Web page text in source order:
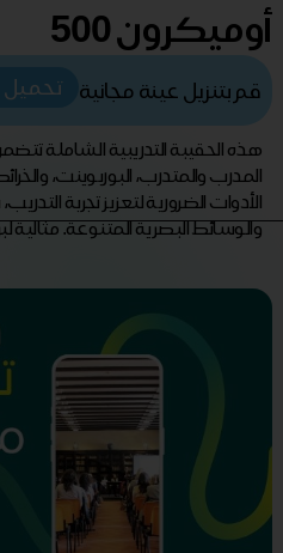
أوميكرون 500
قم بتنزيل عينة مجانية تحميل
هذه الحقيبة التدريبية الشاملة
المدرب والمتدرب، البوربوينت،
الأدوات الضرورية لتعزيز تجربة
والوسائط البصرية المتنوعة. مثالية